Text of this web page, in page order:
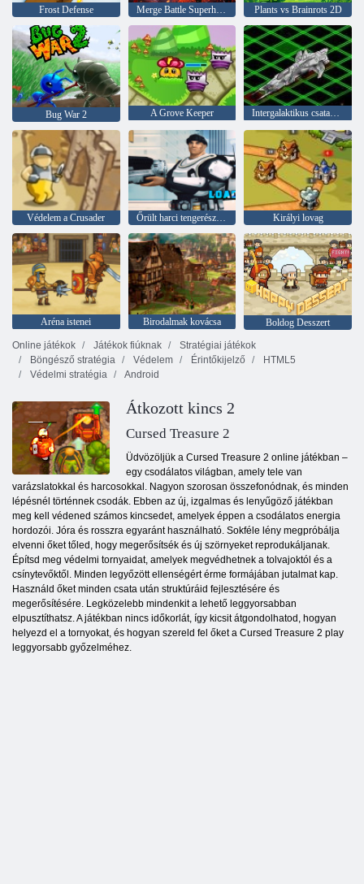
Frost Defense Merge Battle Superhero Fight Plants vs Brainrots 2D
Bug War 2 A Grove Keeper Intergalaktikus csatahajók
Védelem a Crusader Őrült harci tengerészgyalogosok Királyi lovag
Aréna istenei Birodalmak kovácsa
Boldog Desszert
Online játékok
Játékok fiúknak
Stratégiai játékok
Böngésző stratégia
Védelem Érintőkijelző
HTML5
Védelmi stratégia
Android
Átkozott kincs 2
Cursed Treasure 2
Üdvözöljük a Cursed Treasure 2 online játékban –
egy csodálatos világban, amely tele van
varázslatokkal és harcosokkal. Nagyon szorosan összefonódnak, és minden
lépésnél történnek csodák. Ebben az új, izgalmas és lenyűgöző játékban
meg kell védened számos kincsedet, amelyek éppen a csodálatos energia
hordozói. Jóra és rosszra egyaránt használható. Sokféle lény megpróbálja
elvenni őket tőled, hogy megerősítsék és új szörnyeket reprodukáljanak.
Építsd meg védelmi tornyaidat, amelyek megvédhetnek a tolvajoktól és a
csínytevőktől. Minden legyőzött ellenségért érme formájában jutalmat kap.
Használd őket minden csata után struktúráid fejlesztésére és
megerősítésére. Legközelebb mindenkit a lehető leggyorsabban
elpusztíthatsz. A játékban nincs időkorlát, így kicsit átgondolhatod, hogyan
helyezd el a tornyokat, és hogyan szereld fel őket a Cursed Treasure 2 play
leggyorsabb győzelméhez.